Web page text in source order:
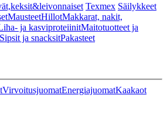
Texmex Säilykkeet
MausteetHillotMakkarat, nakit,
ja kasviproteiinitMaitotuotteet ja
Sipsit ja snacksitPakasteet
VirvoitusjuomatEnergiajuomatKaakaot